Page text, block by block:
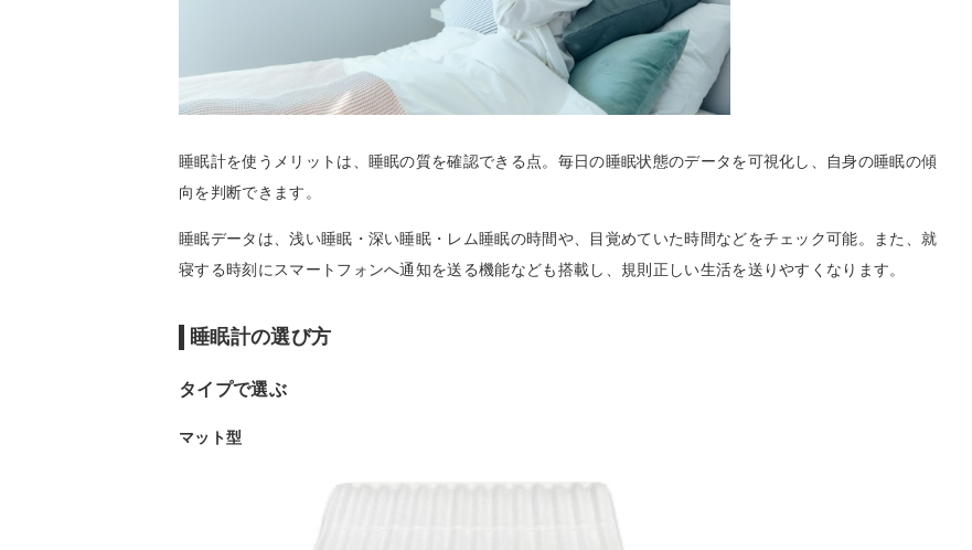
睡眠計を使うメリットは、睡眠の質を確認できる点。毎日の睡眠状態のデータを可視化し、自身の睡眠の傾
向を判断できます。
睡眠データは、浅い睡眠・深い睡眠・レム睡眠の時間や、目覚めていた時間などをチェック可能。また、就
寝する時刻にスマートフォンへ通知を送る機能なども搭載し、規則正しい生活を送りやすくなります。
睡眠計の選び方
タイプで選ぶ
マット型